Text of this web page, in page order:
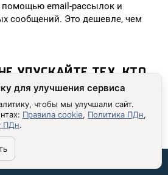
помощью email-рассылок и
сообщений. Это дешевле, чем
УПУСКАЙТЕ ТЕХ, КТО
с первого раза. Ретаргетинг —
им о себе.
: показывайте клиентам, которые
для улучшения сервиса
чтобы мы улучшали сайт.
Правила cookie, Политика ПДн,
ПДн.